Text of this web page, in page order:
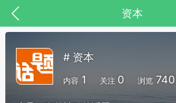
资本
# 资本
内容 1 关注 0 浏览 740